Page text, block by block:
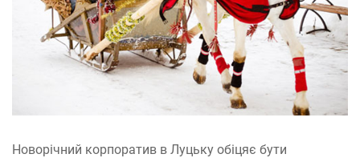
Новорічний корпоратив в Луцьку обіцяє бути